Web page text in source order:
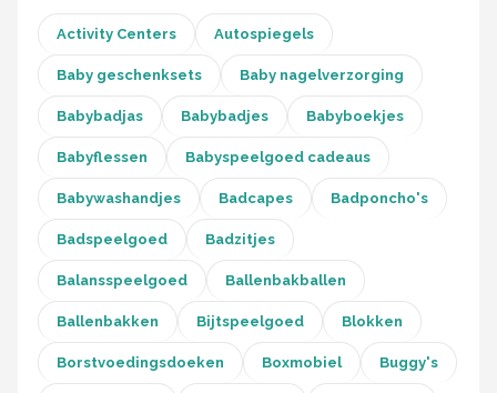
Activity Centers Autospiegels
Baby geschenksets Baby nagelverzorging
Babybadjas Babybadjes Babyboekjes
Babyflessen Babyspeelgoed cadeaus
Babywashandjes Badcapes Badponcho's
Badspeelgoed Badzitjes
Balansspeelgoed Ballenbakballen
Ballenbakken Bijtspeelgoed Blokken
Borstvoedingsdoeken Boxmobiel Buggy's